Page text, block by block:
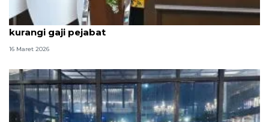
Sejumlah Fraksi Parpol DPR dukung opsi Prabowo
kurangi gaji pejabat
16 Maret 2026